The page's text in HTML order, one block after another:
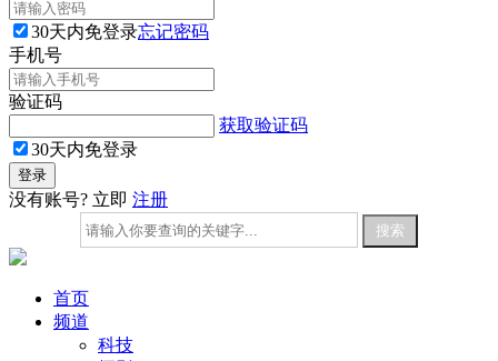
30天内免登录忘记密码
手机号
验证码
获取验证码
30天内免登录
没有账号? 立即 注册
首页
频道
科技